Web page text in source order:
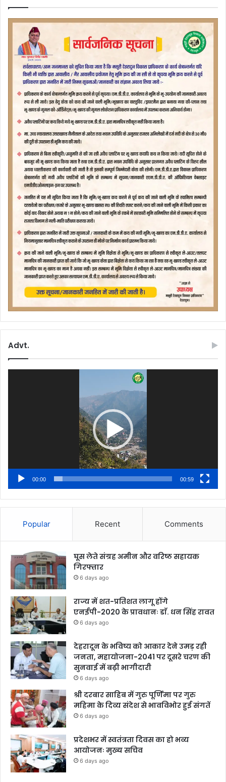
Advt.
00:00 00:59
Popular Recent Comments
घूस लेते संग्रह अमीन और वरिष्ठ सहायक
गिरफ्तार
6 days ago
राज्य में शत-प्रतिशत लागू होंगे
एनईपी-2020 के प्रावधानः डाॅ. धन सिंह रावत
6 days ago
देहरादून के भविष्य को आकार देने उमड़ रही
जनता, महायोजना-2041 पर दूसरे चरण की
सुनवाई में बढ़ी भागीदारी
6 days ago
श्री दरबार साहिब में गुरु पूर्णिमा पर गुरु
महिमा के दिव्य संदेश से भावविभोर हुई संगतें
6 days ago
प्रदेशभर में स्वतंत्रता दिवस का हो भव्य
आयोजनः मुख्य सचिव
6 days ago